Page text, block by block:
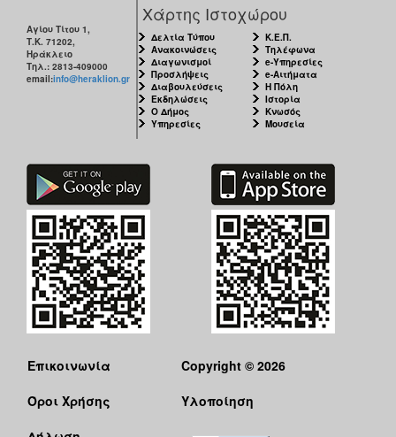
Αγίου Τίτου 1,
Τ.Κ. 71202,
Ηράκλειο
Τηλ.: 2813-409000
email:info@heraklion.gr
Χάρτης Ιστοχώρου
Δελτία Τύπου
Ανακοινώσεις
Διαγωνισμοί
Προσλήψεις
Διαβουλεύσεις
Εκδηλώσεις
Ο Δήμος
Υπηρεσίες
Κ.Ε.Π.
Τηλέφωνα
e-Υπηρεσίες
e-Αιτήματα
Η Πόλη
Ιστορία
Κνωσός
Μουσεία
Επικοινωνία
Όροι Χρήσης
Copyright © 2026
Υλοποίηση